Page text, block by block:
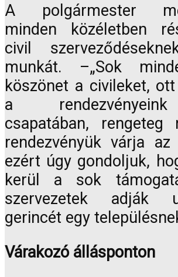
A polgármester
minden közéletben
civil
munkát. –„Sok
köszönet a civileket,
a
csapatában, rengeteg
rendezvényük várja
ezért úgy gondoljuk,
kerül a sok
szervezetek adják
gerincét egy
Várakozó állásponton